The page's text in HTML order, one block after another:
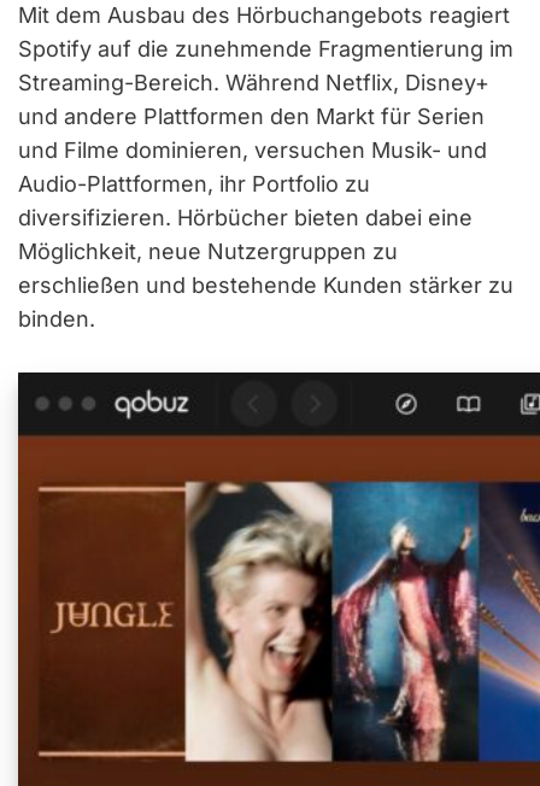
Mit dem Ausbau des Hörbuchangebots reagiert
Spotify auf die zunehmende Fragmentierung im
Streaming-Bereich. Während Netflix, Disney+
und andere Plattformen den Markt für Serien
und Filme dominieren, versuchen Musik- und
Audio-Plattformen, ihr Portfolio zu
diversifizieren. Hörbücher bieten dabei eine
Möglichkeit, neue Nutzergruppen zu
erschließen und bestehende Kunden stärker zu
binden.